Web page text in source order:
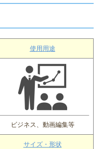
使用用途
ビジネス、動画編集等
サイズ・形状